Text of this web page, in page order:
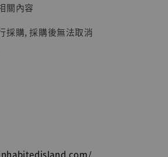
關內容
採購, 採購後無法取消